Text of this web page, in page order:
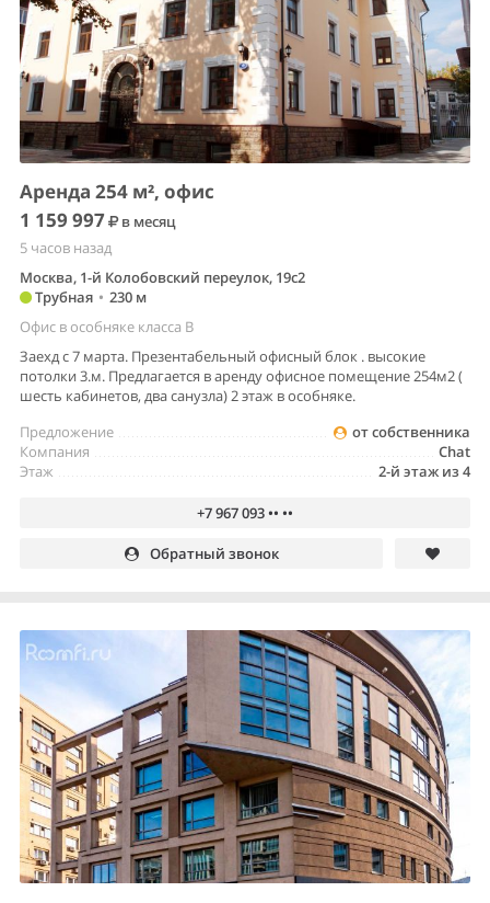
Аренда 254 м², офис
1 159 997
в месяц
5 часов назад
Москва, 1-й Колобовский переулок, 19с2
Трубная • 230 м
Офис в особняке класса B
Заехд с 7 марта. Презентабельный офисный блок . высокие
потолки 3.м. Предлагается в аренду офисное помещение 254м2 (
шесть кабинетов, два санузла) 2 этаж в особняке.
от собственника
Предложение
Chat
Компания
2-й этаж из 4
Этаж
+7 967 093 •• ••
Обратный звонок